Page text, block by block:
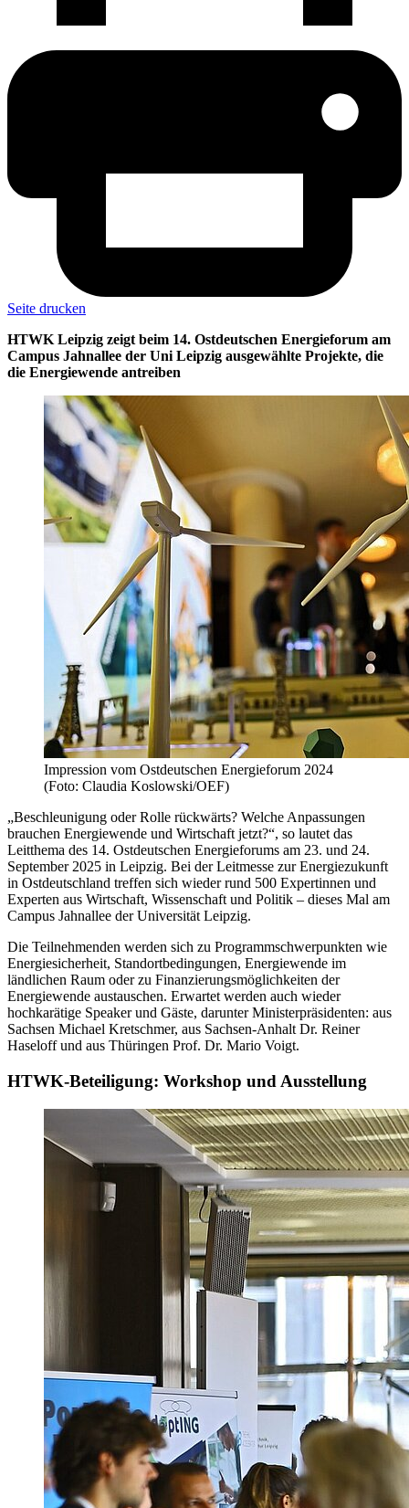
Seite drucken
HTWK Leipzig zeigt beim 14. Ostdeutschen Energieforum am
Campus Jahnallee der Uni Leipzig ausgewählte Projekte, die
die Energiewende antreiben
Impression vom Ostdeutschen Energieforum 2024
(Foto: Claudia Koslowski/OEF)
„Beschleunigung oder Rolle rückwärts? Welche Anpassungen
brauchen Energiewende und Wirtschaft jetzt?“, so lautet das
Leitthema des 14. Ostdeutschen Energieforums am 23. und 24.
September 2025 in Leipzig. Bei der Leitmesse zur Energiezukunft
in Ostdeutschland treffen sich wieder rund 500 Expertinnen und
Experten aus Wirtschaft, Wissenschaft und Politik – dieses Mal am
Campus Jahnallee der Universität Leipzig.
Die Teilnehmenden werden sich zu Programmschwerpunkten wie
Energiesicherheit, Standortbedingungen, Energiewende im
ländlichen Raum oder zu Finanzierungsmöglichkeiten der
Energiewende austauschen. Erwartet werden auch wieder
hochkarätige Speaker und Gäste, darunter Ministerpräsidenten: aus
Sachsen Michael Kretschmer, aus Sachsen-Anhalt Dr. Reiner
Haseloff und aus Thüringen Prof. Dr. Mario Voigt.
HTWK-Beteiligung: Workshop und Ausstellung